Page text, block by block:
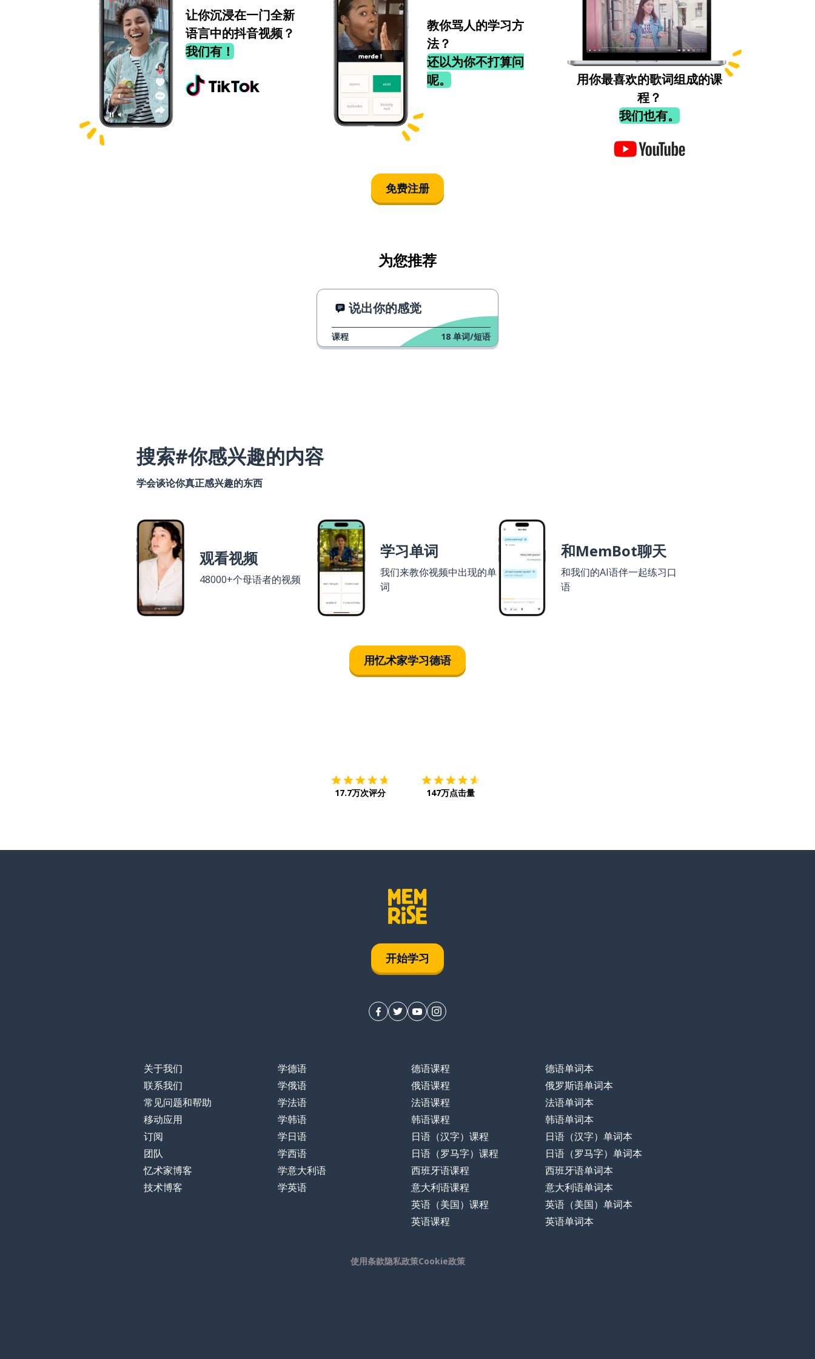
让你沉浸在一门全新
语言中的抖音视频？
我们有！
教你骂人的学习方
法？
还以为你不打算问
呢。
用你最喜欢的歌词组成的课
程？
我们也有。
免费注册
为您推荐
说出你的感觉
课程 18 单词/短语
搜索#你感兴趣的内容
学会谈论你真正感兴趣的东西
观看视频
48000+个母语者的视频
学习单词
我们来教你视频中出现的单
词
和MemBot聊天
和我们的AI语伴一起练习口
语
用忆术家学习德语
17.7万次评分 147万点击量
开始学习
关于我们
联系我们
常见问题和帮助
移动应用
订阅
团队
忆术家博客
技术博客
学德语
学俄语
学法语
学韩语
学日语
学西语
学意大利语
学英语
德语课程
俄语课程
法语课程
韩语课程
日语（汉字）课程
日语（罗马字）课程
西班牙语课程
意大利语课程
英语（美国）课程
英语课程
德语单词本
俄罗斯语单词本
法语单词本
韩语单词本
日语（汉字）单词本
日语（罗马字）单词本
西班牙语单词本
意大利语单词本
英语（美国）单词本
英语单词本
使用条款隐私政策Cookie政策